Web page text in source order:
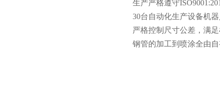
生产严格遵守ISO9001:2015
30台自动化生产设备机器人
严格控制尺寸公差，满足
钢管的加工到喷涂全由自